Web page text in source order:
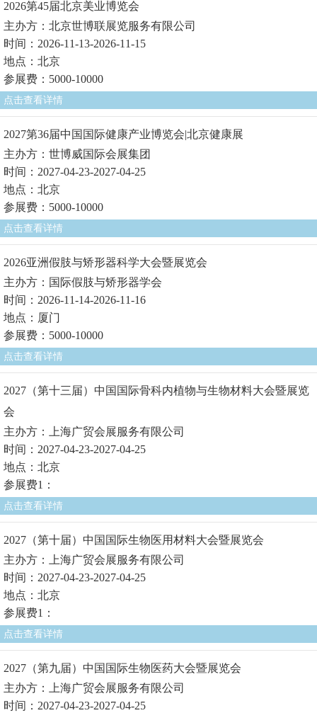
2026第45届北京美业博览会
主办方：北京世博联展览服务有限公司
时间：2026-11-13-2026-11-15
地点：北京
参展费：5000-10000
点击查看详情
2027第36届中国国际健康产业博览会|北京健康展
主办方：世博威国际会展集团
时间：2027-04-23-2027-04-25
地点：北京
参展费：5000-10000
点击查看详情
2026亚洲假肢与矫形器科学大会暨展览会
主办方：国际假肢与矫形器学会
时间：2026-11-14-2026-11-16
地点：厦门
参展费：5000-10000
点击查看详情
2027（第十三届）中国国际骨科内植物与生物材料大会暨展览
会
主办方：上海广贸会展服务有限公司
时间：2027-04-23-2027-04-25
地点：北京
参展费1：
点击查看详情
2027（第十届）中国国际生物医用材料大会暨展览会
主办方：上海广贸会展服务有限公司
时间：2027-04-23-2027-04-25
地点：北京
参展费1：
点击查看详情
2027（第九届）中国国际生物医药大会暨展览会
主办方：上海广贸会展服务有限公司
时间：2027-04-23-2027-04-25